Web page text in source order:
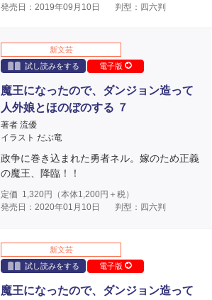
発売日：2019年09月10日
判型：四六判
新文芸
試し読みをする
電子版
魔王になったので、ダンジョン造って
人外娘とほのぼのする ７
著者 流優
イラスト だぶ竜
政争に巻き込まれた勇者ネル。嫁のため正義
の魔王、降臨！！
定価 1,320円（本体1,200円＋税）
発売日：2020年01月10日
判型：四六判
新文芸
試し読みをする
電子版
魔王になったので、ダンジョン造って